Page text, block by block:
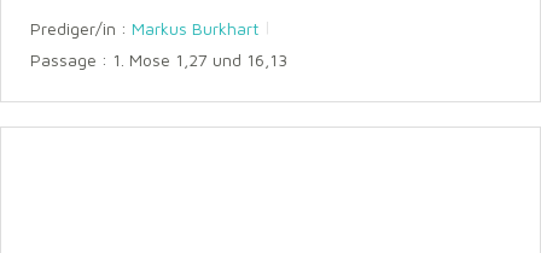
Prediger/in : Markus Burkhart
Passage : 1. Mose 1,27 und 16,13